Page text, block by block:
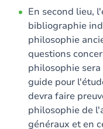
En second lieu,
bibliographie
philosophie
questions
philosophie
guide pour
devra faire
philosophie de
généraux et en